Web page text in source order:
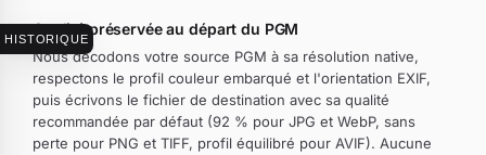
HISTORIQUE
Qualité préservée au départ du PGM
Nous décodons votre source PGM à sa résolution native,
respectons le profil couleur embarqué et l'orientation EXIF,
puis écrivons le fichier de destination avec sa qualité
recommandée par défaut (92 % pour JPG et WebP, sans
perte pour PNG et TIFF, profil équilibré pour AVIF). Aucune